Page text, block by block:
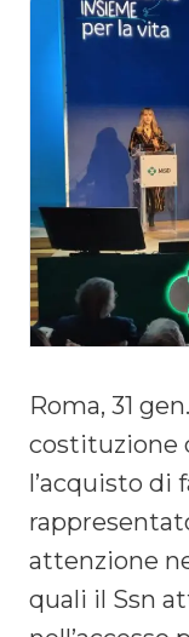
Roma, 31
costituzione
l’acquisto di
attenzione
quali il Ssn